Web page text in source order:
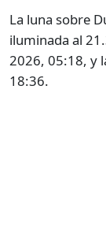
La luna sobre
iluminada al
2026, 05:18, y
18:36.